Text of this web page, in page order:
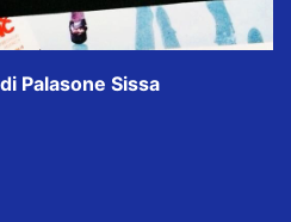
Palasone Sissa